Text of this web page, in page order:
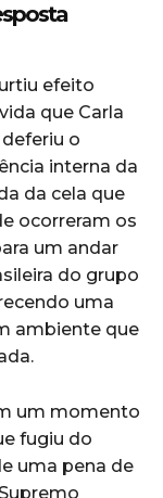
efeito
que Carla
o
interna da
da cela que
ocorreram os
um andar
do grupo
uma
ambiente que
um momento
fugiu do
uma pena de